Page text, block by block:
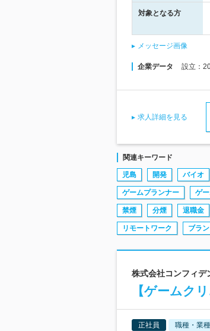
対象となる方
メッセージ画像
企業データ 設立：
求人詳細を見る
関連キーワード
児島 開発 バイオ
ゲームプランナー ゲ
禁煙 分煙 退職金
リモートワーク ブラ
株式会社コンフィデ
【ゲームク
正社員 職種・業